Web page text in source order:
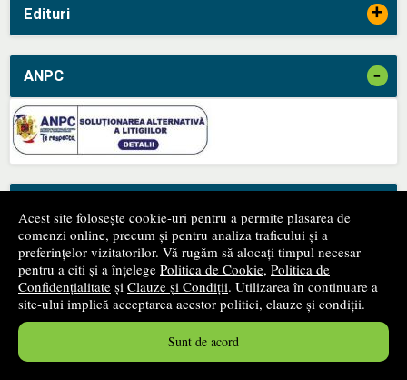
Acest site folosește cookie-uri pentru a permite plasarea de
comenzi online, precum și pentru analiza traficului și a
preferințelor vizitatorilor. Vă rugăm să alocați timpul necesar
pentru a citi și a înțelege Politica de Cookie, Politica de
Confidențialitate și Clauze și Condiții. Utilizarea în continuare a
site-ului implică acceptarea acestor politici, clauze și condiții.
Sunt de acord
Edituri +
ANPC -
Newsletter